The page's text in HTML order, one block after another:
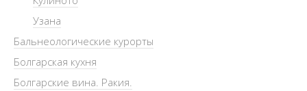
Узана
Бальнеологические курорты
Болгарская кухня
Болгарские вина. Ракия.